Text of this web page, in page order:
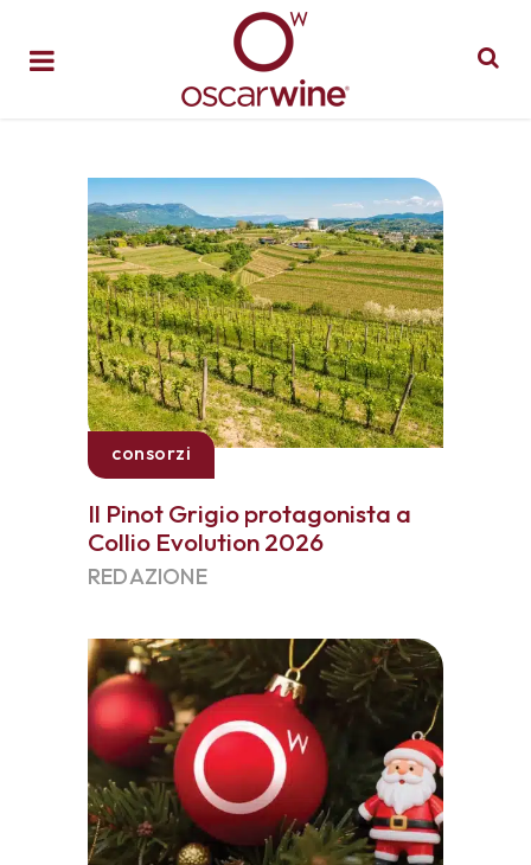
consorzi
Il Pinot Grigio protagonista a
Collio Evolution 2026
REDAZIONE